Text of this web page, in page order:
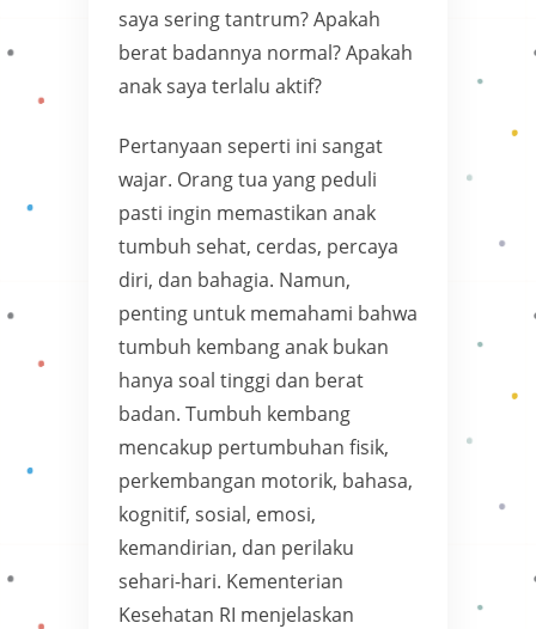
saya sering tantrum? Apakah
berat badannya normal? Apakah
anak saya terlalu aktif?
Pertanyaan seperti ini sangat
wajar. Orang tua yang peduli
pasti ingin memastikan anak
tumbuh sehat, cerdas, percaya
diri, dan bahagia. Namun,
penting untuk memahami bahwa
tumbuh kembang anak bukan
hanya soal tinggi dan berat
badan. Tumbuh kembang
mencakup pertumbuhan fisik,
perkembangan motorik, bahasa,
kognitif, sosial, emosi,
kemandirian, dan perilaku
sehari-hari. Kementerian
Kesehatan RI menjelaskan